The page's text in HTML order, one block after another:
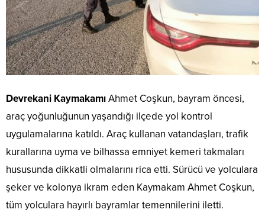
Devrekani KaymakamıAhmet Coşkun, bayram öncesi,
araç yoğunluğunun yaşandığı ilçede yol kontrol
uygulamalarına katıldı. Araç kullanan vatandaşları, trafik
kurallarına uyma ve bilhassa emniyet kemeri takmaları
hususunda dikkatli olmalarını rica etti. Sürücü ve yolculara
şeker ve kolonya ikram eden Kaymakam Ahmet Coşkun,
tüm yolculara hayırlı bayramlar temennilerini iletti.